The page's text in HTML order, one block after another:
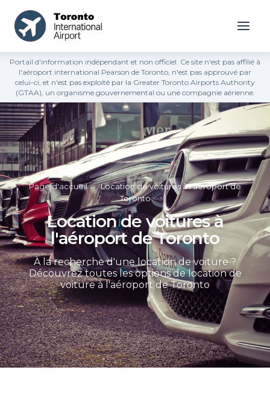
Portail d'information indépendant et non officiel. Ce site n'est pas affilié à
l'aéroport international Pearson de Toronto, n'est pas approuvé par
celui-ci, et n'est pas exploité par la Greater Toronto Airports Authority
(GTAA), un organisme gouvernemental ou une compagnie aérienne.
Page d'accueil » Location de voitures à l'aéroport de
Toronto
Location de voitures à
l'aéroport de Toronto
À la recherche d'une location de voiture ?
Découvrez toutes les options de location de
voiture à l'aéroport de Toronto